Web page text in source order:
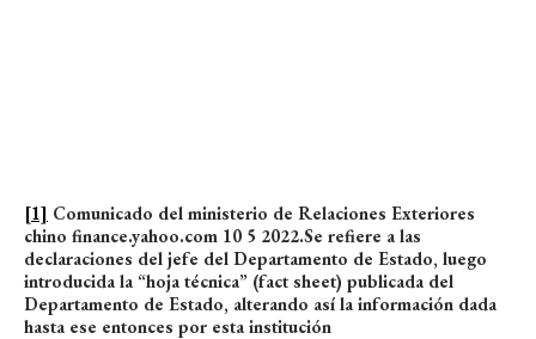
[1] Comunicado del ministerio de Relaciones Exteriores
chino finance.yahoo.com 10 5 2022.Se refiere a las
declaraciones del jefe del Departamento de Estado, luego
introducida la “hoja técnica” (fact sheet) publicada del
Departamento de Estado, alterando así la información dada
hasta ese entonces por esta institución